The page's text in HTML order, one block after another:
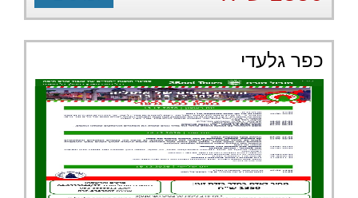
כפר גלעדי